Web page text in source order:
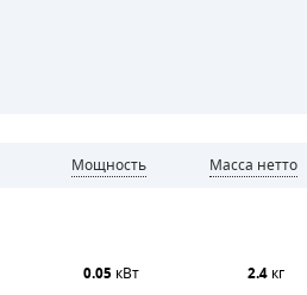
Мощность Масса нетто
0.05 кВт 2.4 кг